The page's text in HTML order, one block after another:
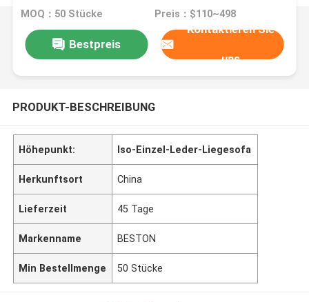
MOQ：50 Stücke Preis：$110~498
Bestpreis
Kontaktieren Sie
uns
PRODUKT-BESCHREIBUNG
Höhepunkt: Iso-Einzel-Leder-Liegesofa
Herkunftsort China
Lieferzeit 45 Tage
Markenname BESTON
Min Bestellmenge 50 Stücke